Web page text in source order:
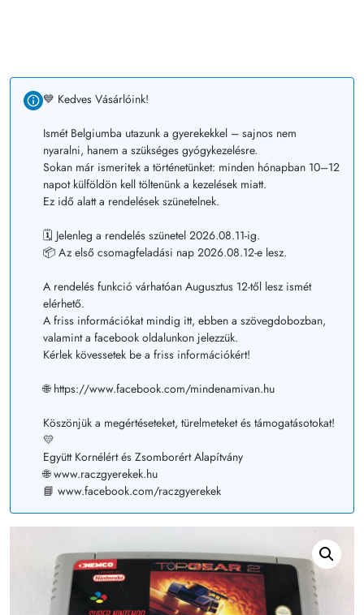
💙 Kedves Vásárlóink!
Ismét Belgiumba utazunk a gyerekekkel – sajnos nem
nyaralni, hanem a szükséges gyógykezelésre.
Sokan már ismeritek a történetünket: minden hónapban 10–12
napot külföldön kell töltenünk a kezelések miatt.
Ez idő alatt a rendelések szünetelnek.
🗓️ Jelenleg a rendelés szünetel 2026.08.11-ig.
📦 Az első csomagfeladási nap 2026.08.12-e lesz.
A rendelés funkció várhatóan Augusztus 12-től lesz ismét
elérhető.
A friss információkat mindig itt, ebben a szövegdobozban,
valamint a facebook oldalunkon jelezzük.
Kérlek kövessetek be a friss információkért!
🌐 https://www.facebook.com/mindenamivan.hu
Köszönjük a megértéseteket, türelmeteket és támogatásotokat!
💛
Együtt Kornélért és Zsomborért Alapítvány
🌐 www.raczgyerekek.hu
📘 www.facebook.com/raczgyerekek